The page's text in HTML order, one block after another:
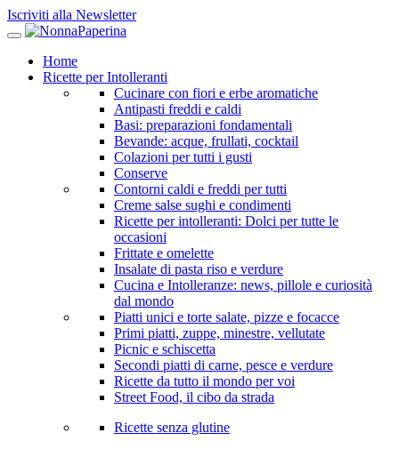
Iscriviti alla Newsletter
Home
Ricette per Intolleranti
Cucinare con fiori e erbe aromatiche
Antipasti freddi e caldi
Basi: preparazioni fondamentali
Bevande: acque, frullati, cocktail
Colazioni per tutti i gusti
Conserve
Contorni caldi e freddi per tutti
Creme salse sughi e condimenti
Ricette per intolleranti: Dolci per tutte le
occasioni
Frittate e omelette
Insalate di pasta riso e verdure
Cucina e Intolleranze: news, pillole e curiosità
dal mondo
Piatti unici e torte salate, pizze e focacce
Primi piatti, zuppe, minestre, vellutate
Picnic e schiscetta
Secondi piatti di carne, pesce e verdure
Ricette da tutto il mondo per voi
Street Food, il cibo da strada
Ricette senza glutine